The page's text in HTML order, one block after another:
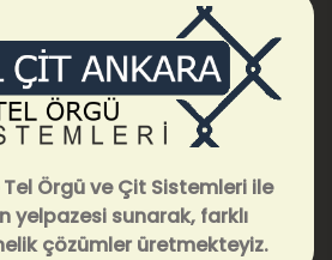
Örgü ve Çit Sistemleri ile
yelpazesi sunarak, farklı
çözümler üretmekteyiz.